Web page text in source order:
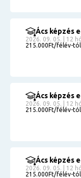
Ács képzés
2026. 09. 05. | 12
215.000Ft/félév-tól
Ács képzés
2026. 09. 05. | 12
215.000Ft/félév-tól
Ács képzés
2026. 09. 05. | 12
215.000Ft/félév-tól